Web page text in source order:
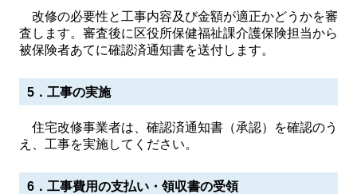
改修の必要性と工事内容及び金額が適正かどうかを審
査します。審査後に区役所保健福祉課介護保険担当から
被保険者あてに確認済通知書を送付します。
5．工事の実施
住宅改修事業者は、確認済通知書（承認）を確認のう
え、工事を実施してください。
6．工事費用の支払い・領収書の受領